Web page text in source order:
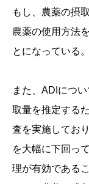
もし、農薬の摂
農薬の使用方法
とになっている。
また、ADIにつ
取量を推定する
査を実施してお
を大幅に下回っ
理が有効である